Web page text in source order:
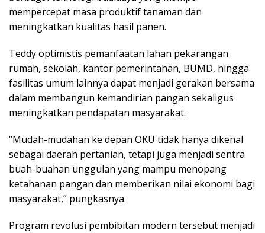
mempercepat masa produktif tanaman dan
meningkatkan kualitas hasil panen.
Teddy optimistis pemanfaatan lahan pekarangan
rumah, sekolah, kantor pemerintahan, BUMD, hingga
fasilitas umum lainnya dapat menjadi gerakan bersama
dalam membangun kemandirian pangan sekaligus
meningkatkan pendapatan masyarakat.
“Mudah-mudahan ke depan OKU tidak hanya dikenal
sebagai daerah pertanian, tetapi juga menjadi sentra
buah-buahan unggulan yang mampu menopang
ketahanan pangan dan memberikan nilai ekonomi bagi
masyarakat,” pungkasnya.
Program revolusi pembibitan modern tersebut menjadi